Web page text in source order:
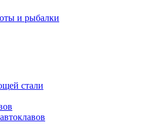
и рыбалки
стали